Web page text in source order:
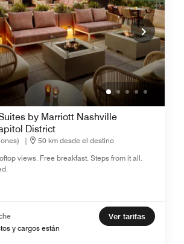
by Marriott Nashville
District
|
50 km desde el destino
views. Free breakfast. Steps from it all.
y cargos están
Ver tarifas